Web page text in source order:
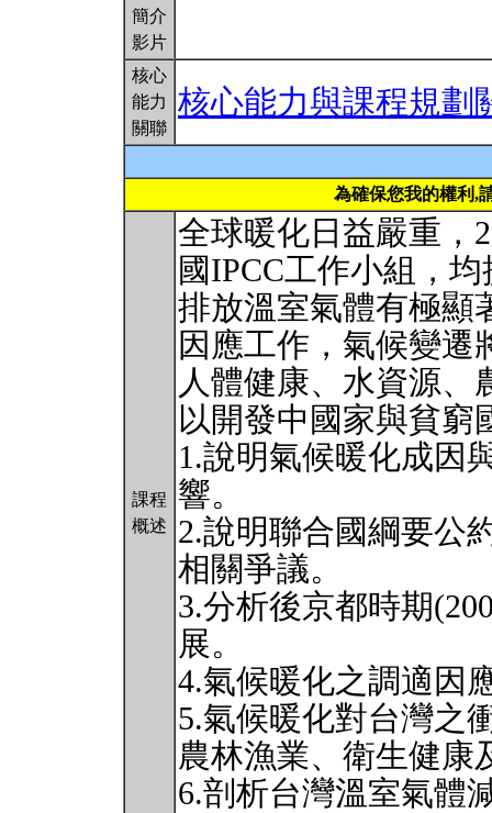
簡介
影片
核心
能力
關聯
核心能力與課程規劃
為確保您我的權利,
課程
概述
全球暖化日益嚴重，
國IPCC工作小組，
排放溫室氣體有極顯
因應工作，氣候變遷
人體健康、水資源、
以開發中國家與貧窮
1.說明氣候暖化成因
響。
2.說明聯合國綱要公
相關爭議。
3.分析後京都時期
展。
4.氣候暖化之調適因
5.氣候暖化對台灣之
農林漁業、衛生健康
6.剖析台灣溫室氣體